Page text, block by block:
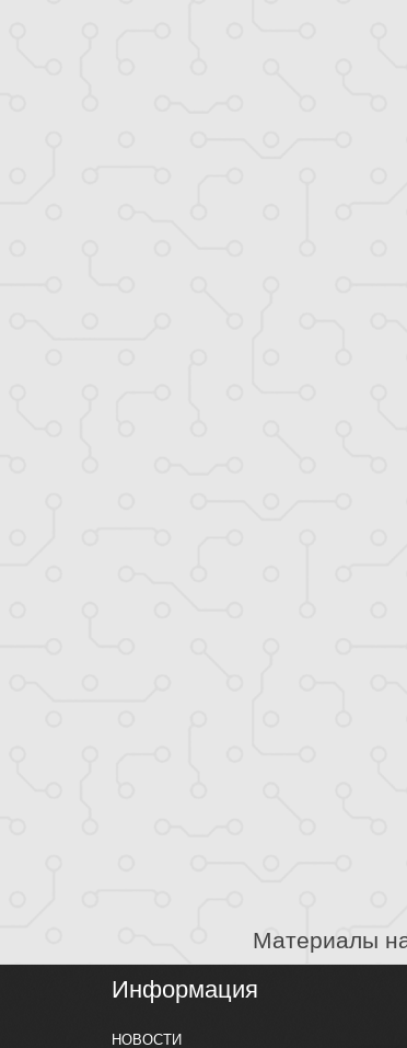
Материалы
Информация
НОВОСТИ